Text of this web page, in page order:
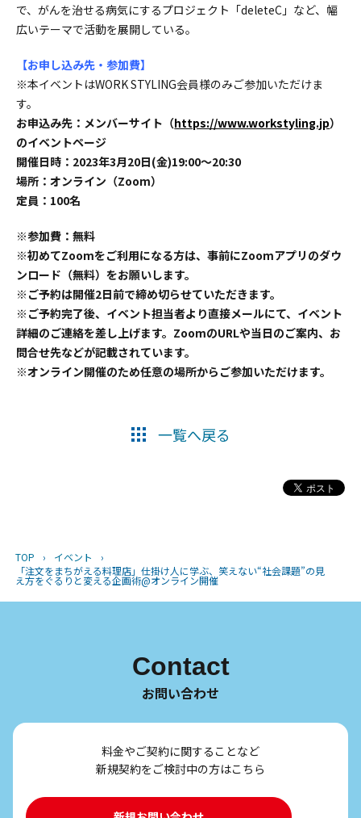
で、がんを治せる病気にするプロジェクト「deleteC」など、幅
広いテーマで活動を展開している。
【お申し込み先・参加費】
※本イベントはWORK STYLING会員様のみご参加いただけま
す。
お申込み先：メンバーサイト（https://www.workstyling.jp）
のイベントページ
開催日時：2023年3月20日(金)19:00〜20:30
場所：オンライン（Zoom）
定員：100名
※参加費：無料
※初めてZoomをご利用になる方は、事前にZoomアプリのダウ
ンロード（無料）をお願いします。
※ご予約は開催2日前で締め切らせていただきます。
※ご予約完了後、イベント担当者より直接メールにて、イベント
詳細のご連絡を差し上げます。ZoomのURLや当日のご案内、お
問合せ先などが記載されています。
※オンライン開催のため任意の場所からご参加いただけます。
一覧へ戻る
TOP › イベント
›
「注文をまちがえる料理店」仕掛け人に学ぶ、笑えない“社会課題”の見
え方をぐるりと変える企画術@オンライン開催
Contact
お問い合わせ
料金やご契約に関することなど
新規契約をご検討中の方はこちら